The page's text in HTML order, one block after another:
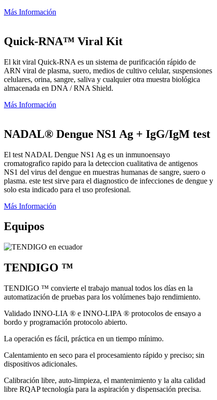
Más Información
Quick-RNA™ Viral Kit
El kit viral Quick-RNA es un sistema de purificación rápido de
ARN viral de plasma, suero, medios de cultivo celular, suspensiones
celulares, orina, sangre, saliva y cualquier otra muestra biológica
almacenada en DNA / RNA Shield.
Más Información
NADAL® Dengue NS1 Ag + IgG/IgM test
El test NADAL Dengue NS1 Ag es un inmunoensayo
cromatografico rapido para la deteccion cualitativa de antigenos
NS1 del virus del dengue en muestras humanas de sangre, suero o
plasma. este test sirve para el diagnostico de infecciones de dengue y
solo esta indicado para el uso profesional.
Más Información
Equipos
TENDIGO ™
TENDIGO ™ convierte el trabajo manual todos los días en la
automatización de pruebas para los volúmenes bajo rendimiento.
Validado INNO-LIA ® e INNO-LIPA ® protocolos de ensayo a
bordo y programación protocolo abierto.
La operación es fácil, práctica en un tiempo mínimo.
Calentamiento en seco para el procesamiento rápido y preciso; sin
dispositivos adicionales.
Calibración libre, auto-limpieza, el mantenimiento y la alta calidad
libre RQAP tecnología para la aspiración y dispensación precisa.